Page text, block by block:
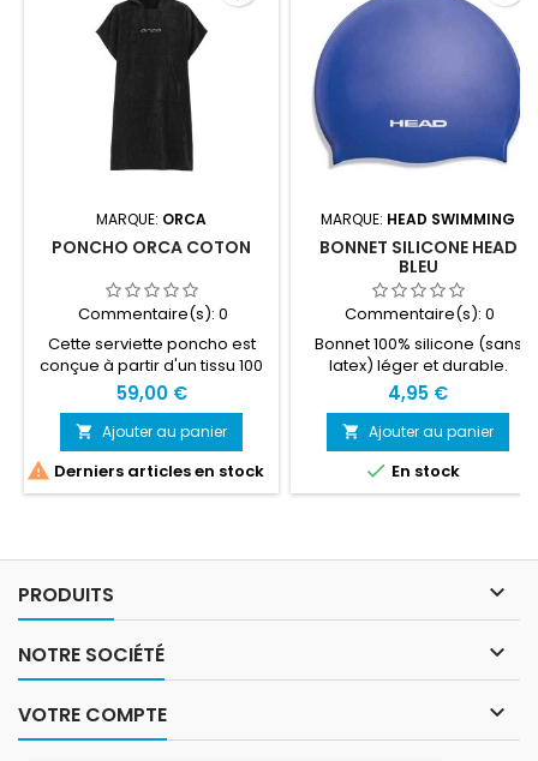
MARQUE: ORCA
PONCHO ORCA COTON
Commentaire(s): 0
Cette serviette poncho est
conçue à partir d'un tissu 100
% coton doux et agréable.
Idéale pour se sécher ou se
changer dans le plus grand
confort pendant une session
de natation ou de surf, un
entraînement ou une course.
59,00 €
 Ajouter au panier
 Derniers articles en stock
MARQUE: HEAD SWIMMING
BONNET SILICONE HEAD
BLEU
Commentaire(s): 0
Bonnet 100% silicone (sans
latex) léger et durable.
Couleur bleu royal
4,95 €
 Ajouter au panier
 En stock
PRODUITS 
NOTRE SOCIÉTÉ 
VOTRE COMPTE 